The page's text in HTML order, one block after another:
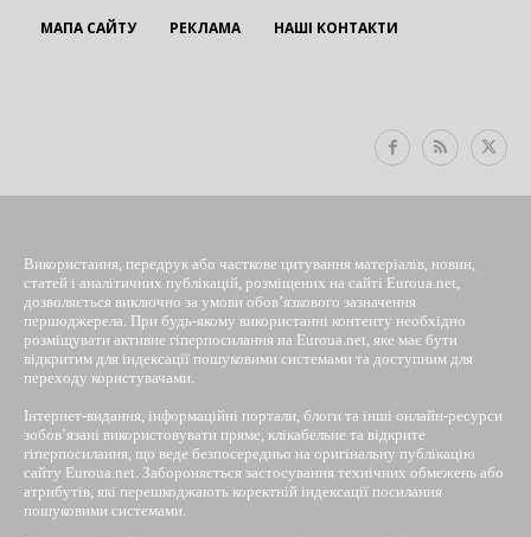
МАПА САЙТУ РЕКЛАМА НАШІ КОНТАКТИ
Використання, передрук або часткове цитування матеріалів, новин,
статей і аналітичних публікацій, розміщених на сайті Euroua.net,
дозволяється виключно за умови обов’язкового зазначення
першоджерела. При будь-якому використанні контенту необхідно
розміщувати активне гіперпосилання на Euroua.net, яке має бути
відкритим для індексації пошуковими системами та доступним для
переходу користувачами.
Інтернет-видання, інформаційні портали, блоги та інші онлайн-ресурси
зобов’язані використовувати пряме, клікабельне та відкрите
гіперпосилання, що веде безпосередньо на оригінальну публікацію
сайту Euroua.net. Забороняється застосування технічних обмежень або
атрибутів, які перешкоджають коректній індексації посилання
пошуковими системами.